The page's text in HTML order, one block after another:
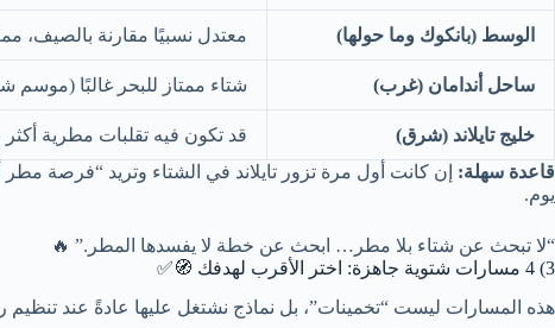
الوسط (بانكوك وما حولها) معتدل نسبيًا مقارنة بالصيف،
ساحل أندامان (غرب) شتاء ممتاز للبحر غالبًا
خليج تايلاند (شرق) قد تكون فيه تقلبات مطرية أكثر
قاعدة سهلة: إن كانت أول مرة تزور تايلاند في الشتاء وتريد “فرصة
يوم.
“لا تبحث عن شتاء بلا مطر… ابحث عن خطة لا يفسدها المطر.” 🔥
3) 4 مسارات شتوية جاهزة: اختر الأقرب لهدفك 🧭✅
هذه المسارات ليست “تخمينات”، بل نماذج نشتغل عليها عادةً عند